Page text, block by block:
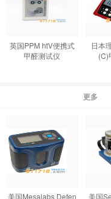
英国PPM htV便携式
甲醛测试仪
日本
(C)
更多
美国Mesalabs Defen
美国